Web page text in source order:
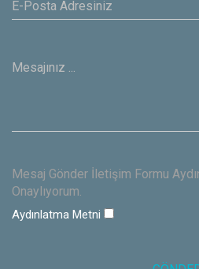
Mesaj Gönder İletişim Formu
Onaylıyorum.
Aydınlatma Metni